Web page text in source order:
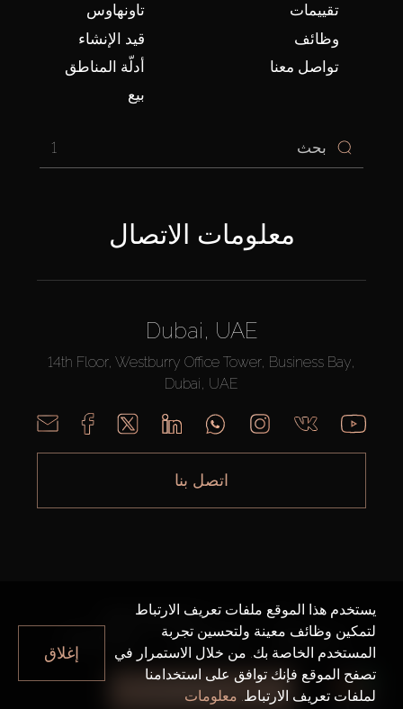
جميع الفلاتر
تاونهاوس
قيد الإنشاء
أدلّة المناطق
بيع
تقييمات
وظائف
تواصل معنا
1
معلومات الاتصال
Dubai, UAE
14th Floor, Westburry Office Tower, Business Bay,
Dubai, UAE
اتصل بنا
AX CAPITAL ©2026 جميع الحقوق محفوظة
سياسة الخصوصية خريطة الموقع
يستخدم هذا الموقع ملفات تعريف الارتباط
لتمكين وظائف معينة ولتحسين تجربة
المستخدم الخاصة بك. من خلال الاستمرار في
تصفح الموقع فإنك توافق على استخدامنا
لملفات تعريف الارتباط. معلومات
إغلاق